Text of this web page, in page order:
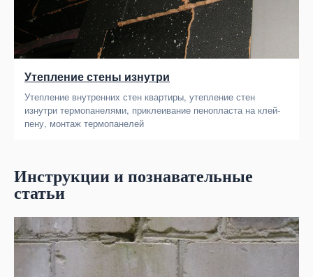
Утепление стены изнутри
Утепление внутренних стен квартиры, утепление стен
изнутри термопанелями, приклеивание пенопласта на клей-
пену, монтаж термопанелей
Инструкции и познавательные
статьи